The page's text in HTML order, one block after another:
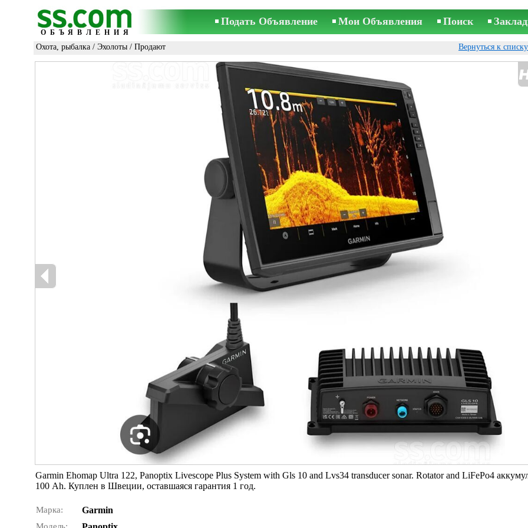
ОБЪЯВЛЕНИЯ
Подать Объявление Мои Объявления Поиск
Охота, рыбалка / Эхолоты / Продают Вернуться к
Garmin Ehomap Ultra 122, Panoptix Livescope Plus System with Gls 10 and Lvs34 transducer sonar. Rotator and LiFePo4
100 Ah. Куплен в Швеции, оставшаяся гарантия 1 год.
Марка: Garmin